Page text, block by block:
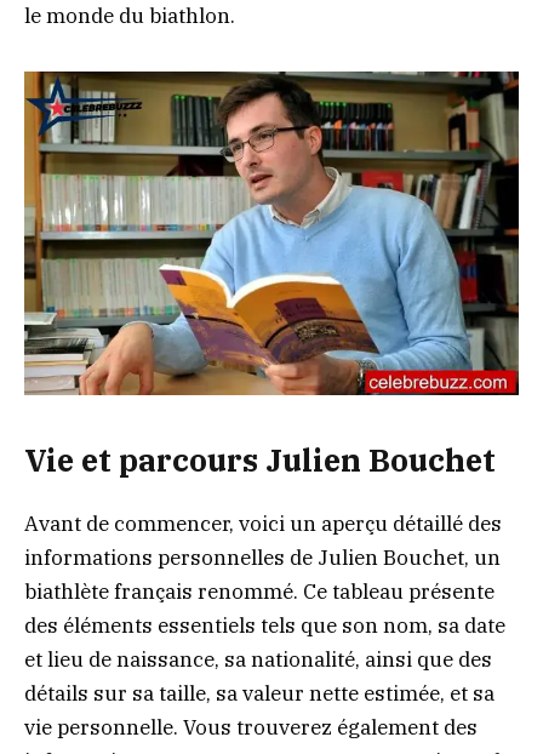
le monde du biathlon.
Vie et parcours Julien Bouchet
Avant de commencer, voici un aperçu détaillé des
informations personnelles de Julien Bouchet, un
biathlète français renommé. Ce tableau présente
des éléments essentiels tels que son nom, sa date
et lieu de naissance, sa nationalité, ainsi que des
détails sur sa taille, sa valeur nette estimée, et sa
vie personnelle. Vous trouverez également des